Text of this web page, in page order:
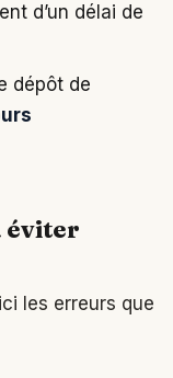
d’un délai de
dépôt de
éviter
les erreurs que